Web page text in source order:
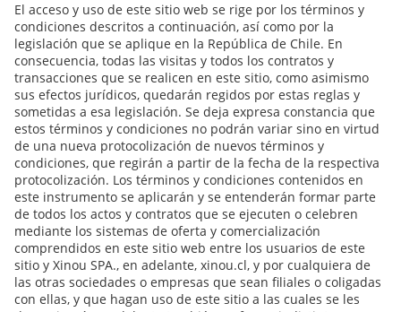
El acceso y uso de este sitio web se rige por los términos y
condiciones descritos a continuación, así como por la
legislación que se aplique en la República de Chile. En
consecuencia, todas las visitas y todos los contratos y
transacciones que se realicen en este sitio, como asimismo
sus efectos jurídicos, quedarán regidos por estas reglas y
sometidas a esa legislación. Se deja expresa constancia que
estos términos y condiciones no podrán variar sino en virtud
de una nueva protocolización de nuevos términos y
condiciones, que regirán a partir de la fecha de la respectiva
protocolización. Los términos y condiciones contenidos en
este instrumento se aplicarán y se entenderán formar parte
de todos los actos y contratos que se ejecuten o celebren
mediante los sistemas de oferta y comercialización
comprendidos en este sitio web entre los usuarios de este
sitio y Xinou SPA., en adelante, xinou.cl, y por cualquiera de
las otras sociedades o empresas que sean filiales o coligadas
con ellas, y que hagan uso de este sitio a las cuales se les